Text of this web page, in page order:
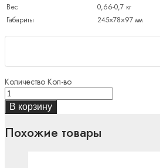
Вес
0,66-0,7 кг
Габариты
245×78×97 мм
Количество Кол-во
В корзину
Похожие товары